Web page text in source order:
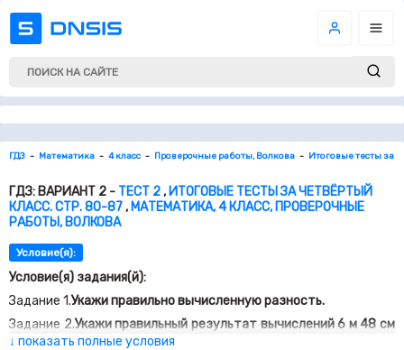
ГДЗ Математика 4 класс Проверочные работы, Волкова Итоговые тесты за
ГДЗ: ВАРИАНТ 2 - ТЕСТ 2, ИТОГОВЫЕ ТЕСТЫ ЗА ЧЕТВЁРТЫЙ
КЛАСС. СТР. 80-87, МАТЕМАТИКА, 4 КЛАСС, ПРОВЕРОЧНЫЕ
РАБОТЫ, ВОЛКОВА
Условие(я):
Условие(я) задания(й):
Задание 1.Укажи правильно вычисленную разность.
Задание 2.Укажи правильный результат вычислений 6 м 48 см
+ 4 м 72 см.
↓ показать полные условия